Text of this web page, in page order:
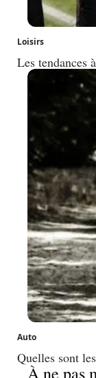
Loisirs
Les tendances
Auto
Quelles sont
À ne pas